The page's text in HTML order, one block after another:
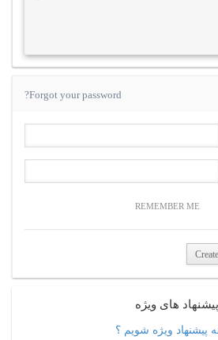
Forgot your password?
REMEMBER ME
پیشنهاد های ویژه
پیشنهاد ویژه شویم ؟